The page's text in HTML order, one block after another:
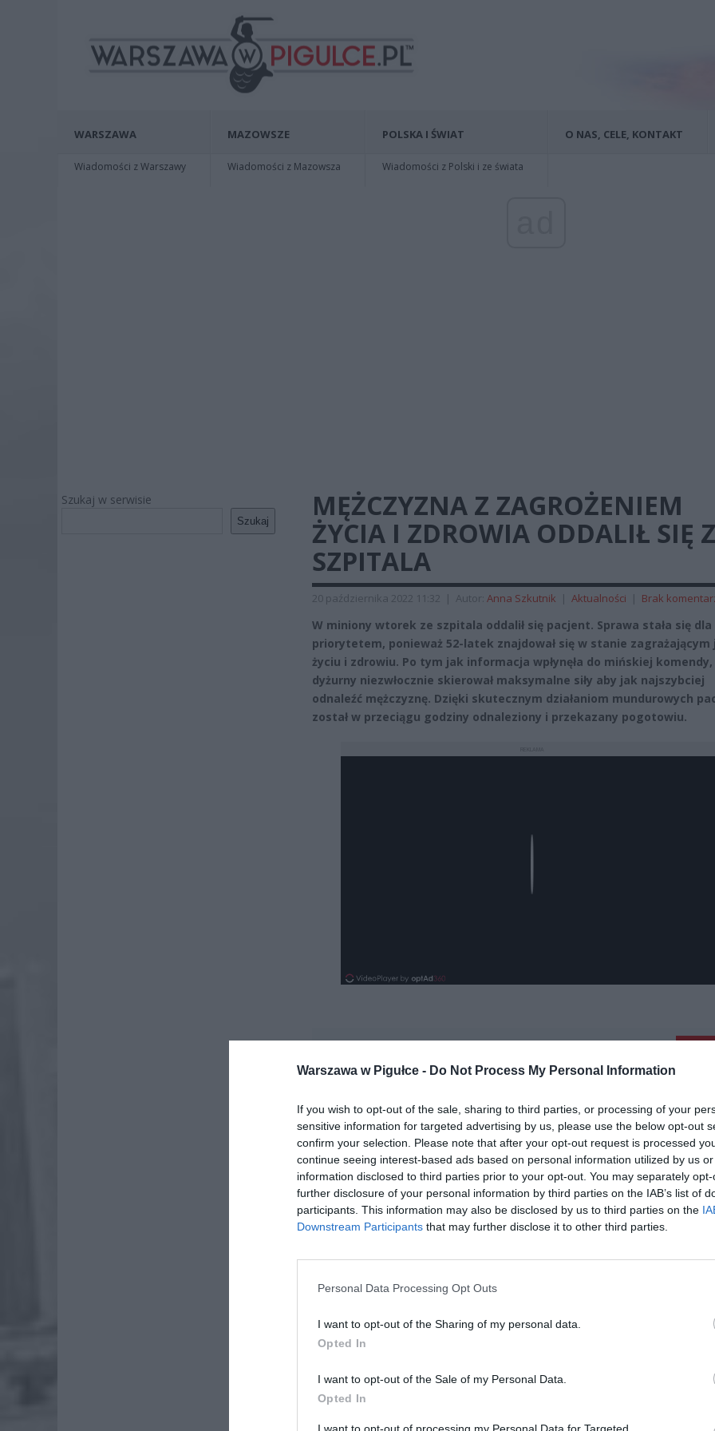
Warszawa w Pigułce - Do Not Process My Personal Information
If you wish to opt-out of the sale, sharing to third parties, or processing of your
sensitive information for targeted advertising by us, please use the below opt-out
confirm your selection. Please note that after your opt-out request is processed
continue seeing interest-based ads based on personal information utilized by us
information disclosed to third parties prior to your opt-out. You may separately
further disclosure of your personal information by third parties on the IAB’s list of
participants. This information may also be disclosed by us to third parties on the
Downstream Participants that may further disclose it to other third parties.
Personal Data Processing Opt Outs
I want to opt-out of the Sharing of my personal data.
Opted In
I want to opt-out of the Sale of my Personal Data.
Opted In
I want to opt-out of processing my Personal Data for Targeted
WARSZAWA
Wiadomości z Warszawy
MAZOWSZE
Wiadomości z Mazowsza
POLSKA I ŚWIAT
Wiadomości z Polski i ze świata
O NAS, CELE, KONTAKT
Szukaj w serwisie
Szukaj
MĘŻCZYZNA Z ZAGROŻENIEM
ŻYCIA I ZDROWIA ODDALIŁ SIĘ
SZPITALA
20 października 2022 11:32 | Autor: Anna Szkutnik | Aktualności | Brak
W miniony wtorek ze szpitala oddalił się pacjent. Sprawa stała się
priorytetem, ponieważ 52-latek znajdował się w stanie zagrażającym
życiu i zdrowiu. Po tym jak informacja wpłynęła do mińskiej komendy,
dyżurny niezwłocznie skierował maksymalne siły aby jak najszybciej
odnaleźć mężczyznę. Dzięki skutecznym działaniom mundurowych
został w przeciągu godziny odnaleziony i przekazany pogotowiu.